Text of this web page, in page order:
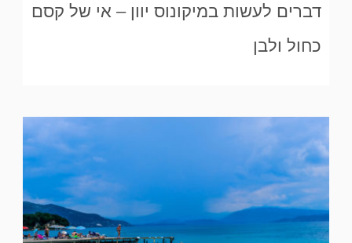
דברים לעשות במיקונוס יוון – אי של קסם
כחול ולבן